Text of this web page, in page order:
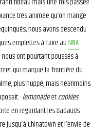
très animée qu’on mange
nous avons descendu
emplettes à faire auNBA
ont pourtant poussés à
qui marque la frontière du
plus huppé, mais néanmoins
: lemonadeetcookies
en regardant les badauds
jusqu’à Chinatown et l’envie de